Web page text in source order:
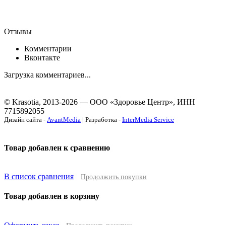
Отзывы
Комментарии
Вконтакте
Загрузка комментариев...
© Krasotia, 2013-2026 — ООО «Здоровье Центр», ИНН
7715892055
Дизайн сайта - AvantMedia | Разработка - InterMedia Service
Товар добавлен к сравнению
В список сравнения Продолжить покупки
Товар добавлен в корзину